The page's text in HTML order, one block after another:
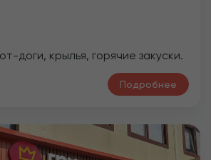
доги, крылья, горячие закуски.
Подробнее